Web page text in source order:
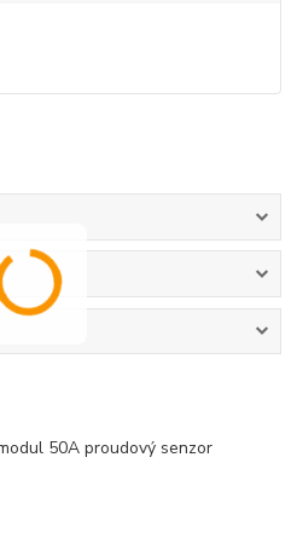
50A proudový senzor